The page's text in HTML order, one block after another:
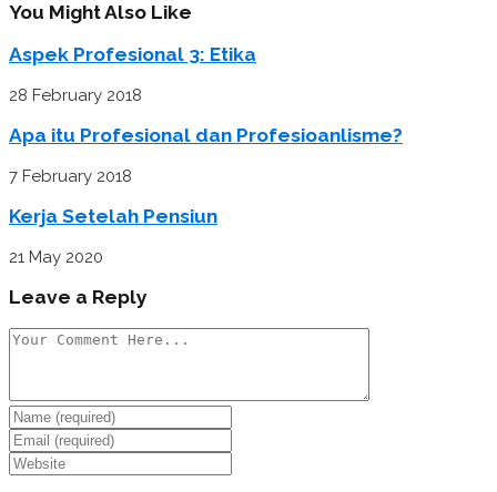
You Might Also Like
Aspek Profesional 3: Etika
28 February 2018
Apa itu Profesional dan Profesioanlisme?
7 February 2018
Kerja Setelah Pensiun
21 May 2020
Leave a Reply